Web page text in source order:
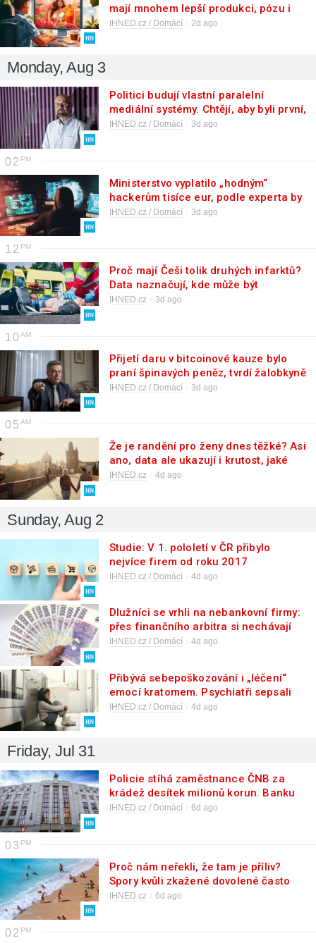
mají mnohem lepší produkci, pózu i
tón. Vítejte v éře měkké nedůvěry
IHNED.cz / Domácí 2d ago
Monday, Aug 3
Politici budují vlastní paralelní
mediální systémy. Chtějí, aby byli první,
kdo promluví k voličům a nastolí
IHNED.cz / Domácí 3d ago
02
Ministerstvo vyplatilo „hodným“
hackerům tisíce eur, podle experta by
ale mělo dávat stonásobek
IHNED.cz / Domácí 3d ago
12
Proč mají Češi tolik druhých infarktů?
Data naznačují, kde může být
problém
IHNED.cz 3d ago
10
Přijetí daru v bitcoinové kauze bylo
praní špinavých peněz, tvrdí žalobkyně
a žádá pro Blažka 6,5 roku vězení.
IHNED.cz / Domácí 3d ago
05
Že je randění pro ženy dnes těžké? Asi
ano, data ale ukazují i krutost, jaké
čelí muži
IHNED.cz 4d ago
Sunday, Aug 2
Studie: V 1. pololetí v ČR přibylo
nejvíce firem od roku 2017
IHNED.cz / Domácí 4d ago
Dlužníci se vrhli na nebankovní firmy:
přes finančního arbitra si nechávají
vrátit zaplacené úroky
IHNED.cz / Domácí 4d ago
Přibývá sebepoškozování i „léčení“
emocí kratomem. Psychiatři sepsali
ideál péče o děti, peníze na ni má ale
IHNED.cz / Domácí 4d ago
Friday, Jul 31
Policie stíhá zaměstnance ČNB za
krádež desítek milionů korun. Banku
čeká mimořádný audit
IHNED.cz / Domácí 6d ago
03
Proč nám neřekli, že tam je příliv?
Spory kvůli zkažené dovolené často
řeší soudy, některé jsou až bizarní
IHNED.cz 6d ago
02